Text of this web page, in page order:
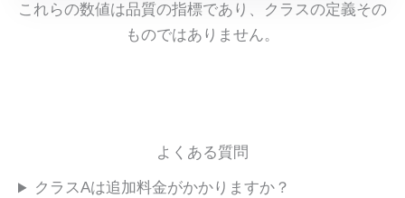
これらの数値は品質の指標であり、クラスの定義その
ものではありません。
よくある質問
クラスAは追加料金がかかりますか？